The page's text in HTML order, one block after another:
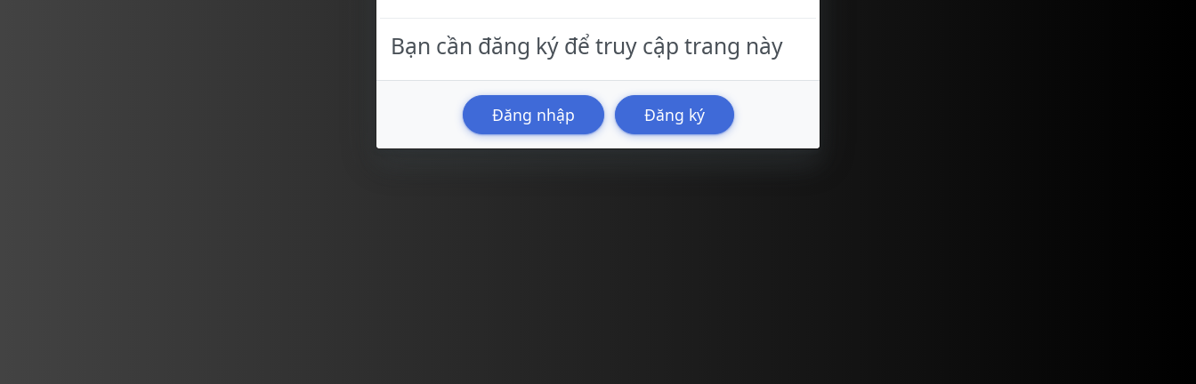
Bạn cần đăng ký để truy cập trang này
Đăng nhập Đăng ký